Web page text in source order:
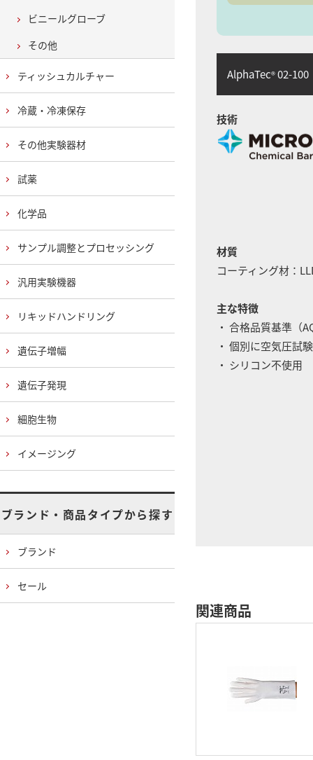
AlphaTec®02-100
技術
材質
コーティング材：
主な特徴
・ 合格品質基準（
・ 個別に空気圧試
・ シリコン不使用
関連商品
ビニールグローブ
その他
ティッシュカルチャー
冷蔵・冷凍保存
その他実験器材
試薬
化学品
サンプル調整とプロセッシング
汎用実験機器
リキッドハンドリング
遺伝子増幅
遺伝子発現
細胞生物
イメージング
ブランド・商品タイプから探す
ブランド
セール